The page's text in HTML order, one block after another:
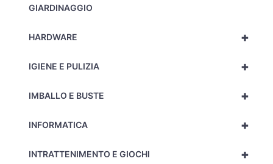
GIARDINAGGIO
+
HARDWARE
+
IGIENE E PULIZIA
+
IMBALLO E BUSTE
+
INFORMATICA
+
INTRATTENIMENTO E GIOCHI